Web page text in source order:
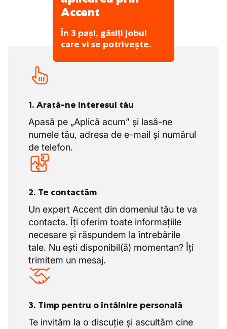
Accent
În 3 pași, găsiți jobul
care vi se potrivește.
1. Arată-ne interesul tău
Apasă pe „Aplică acum” și lasă-ne
numele tău, adresa de e-mail și numărul
de telefon.
2. Te contactăm
Un expert Accent din domeniul tău te va
contacta. Îți oferim toate informațiile
necesare și răspundem la întrebările
tale. Nu ești disponibil(ă) momentan? Îți
trimitem un mesaj.
3. Timp pentru o întâlnire personală
Te invităm la o discuție și ascultăm cine